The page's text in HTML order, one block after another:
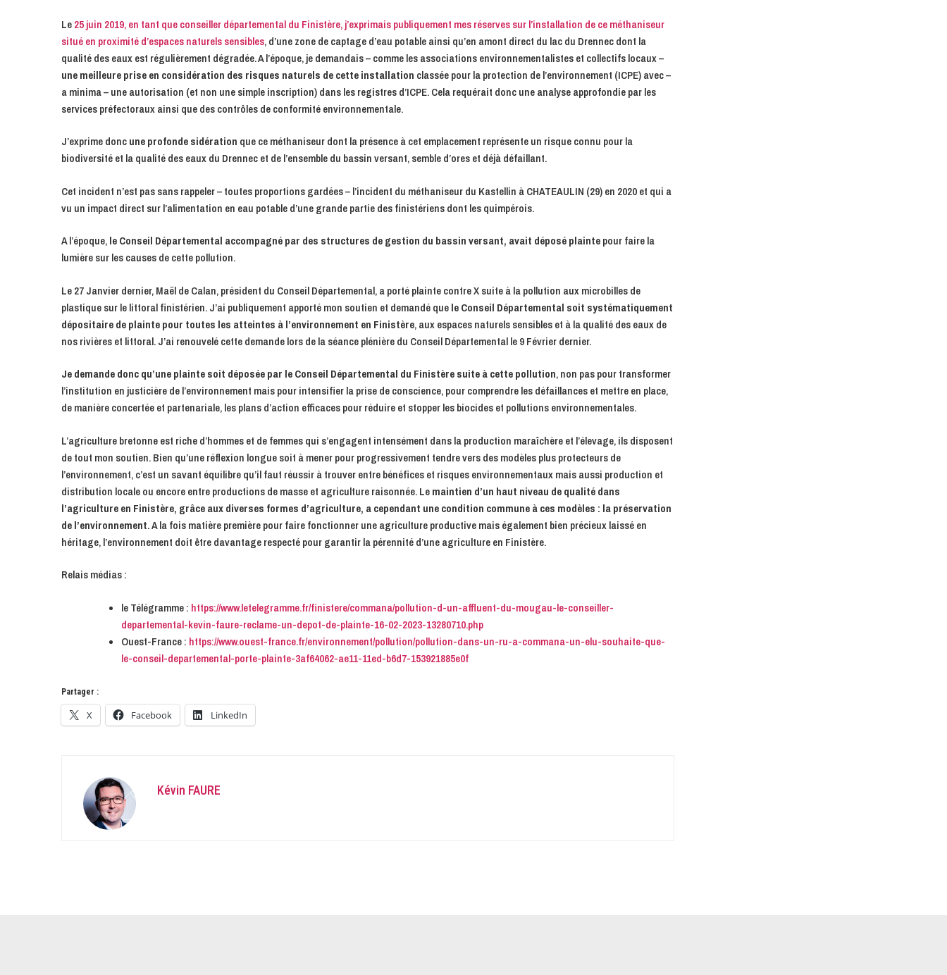
Le25 juin 2019, en tant que conseiller départemental du Finistère, j’exprimais publiquement mes réserves sur l’installation de ce méthaniseur
situé en proximité d’espaces naturels sensibles, d’une zone de captage d’eau potable ainsi qu’en amont direct du lac du Drennec dont la
qualité des eaux est régulièrement dégradée. A l’époque, je demandais – comme les associations environnementalistes et collectifs locaux –
une meilleure prise en considération des risques naturels de cette installation classée pour la protection de l’environnement (ICPE) avec –
a minima – une autorisation (et non une simple inscription) dans les registres d’ICPE. Cela requérait donc une analyse approfondie par les
services préfectoraux ainsi que des contrôles de conformité environnementale.
J’exprime doncune profonde sidération que ce méthaniseur dont la présence à cet emplacement représente un risque connu pour la
biodiversité et la qualité des eaux du Drennec et de l’ensemble du bassin versant, semble d’ores et déjà défaillant.
Cet incident n’est pas sans rappeler – toutes proportions gardées – l’incident du méthaniseur du Kastellin à CHATEAULIN (29) en 2020 et qui a
vu un impact direct sur l’alimentation en eau potable d’une grande partie des finistériens dont les quimpérois.
A l’époque,le Conseil Départemental accompagné par des structures de gestion du bassin versant, avait déposé plaintepour faire la
lumière sur les causes de cette pollution.
Le 27 Janvier dernier, Maël de Calan, président du Conseil Départemental, a porté plainte contre X suite à la pollution aux microbilles de
plastique sur le littoral finistérien. J’ai publiquement apporté mon soutien et demandé quele Conseil Départemental soit systématiquement
dépositaire de plainte pour toutes les atteintes à l’environnement en Finistère, aux espaces naturels sensibles et à la qualité des eaux de
nos rivières et littoral. J’ai renouvelé cette demande lors de la séance plénière du Conseil Départemental le 9 Février dernier.
Je demande donc qu’une plainte soit déposée par le Conseil Départemental du Finistère suite à cette pollution, non pas pour transformer
l’institution en justicière de l’environnement mais pour intensifier la prise de conscience, pour comprendre les défaillances et mettre en place,
de manière concertée et partenariale, les plans d’action efficaces pour réduire et stopper les biocides et pollutions environnementales.
L’agriculture bretonne est riche d’hommes et de femmes qui s’engagent intensément dans la production maraîchère et l’élevage, ils disposent
de tout mon soutien. Bien qu’une réflexion longue soit à mener pour progressivement tendre vers des modèles plus protecteurs de
l’environnement, c’est un savant équilibre qu’il faut réussir à trouver entre bénéfices et risques environnementaux mais aussi production et
distribution locale ou encore entre productions de masse et agriculture raisonnée. Lemaintien d’un haut niveau de qualité dans
l’agriculture en Finistère, grâce aux diverses formes d’agriculture, a cependant une condition commune à ces modèles : la préservation
de l’environnement.A la fois matière première pour faire fonctionner une agriculture productive mais également bien précieux laissé en
héritage, l’environnement doit être davantage respecté pour garantir la pérennité d’une agriculture en Finistère.
Relais médias :
le Télégramme : https://www.letelegramme.fr/finistere/commana/pollution-d-un-affluent-du-mougau-le-conseiller-
departemental-kevin-faure-reclame-un-depot-de-plainte-16-02-2023-13280710.php
Ouest-France : https://www.ouest-france.fr/environnement/pollution/pollution-dans-un-ru-a-commana-un-elu-souhaite-que-
le-conseil-departemental-porte-plainte-3af64062-ae11-11ed-b6d7-153921885e0f
Partager :
X Facebook LinkedIn
Kévin FAURE